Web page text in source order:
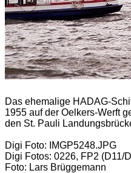
Das ehemalige HADAG-
1955 auf der Oelkers-Werft
den St. Pauli
Digi Foto: IMGP5248.JPG
Digi Fotos: 0226, FP2 (D11/
Foto: Lars Brüggemann